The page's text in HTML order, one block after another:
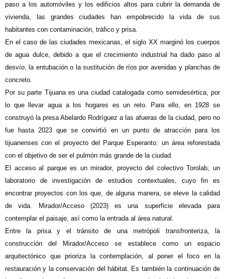
paso a los automóviles y los edificios altos para cubrir la demanda de
vivienda, las grandes ciudades han empobrecido la vida de sus
habitantes con contaminación, tráfico y prisa.
En el caso de las ciudades mexicanas, el siglo XX marginó los cuerpos
de agua dulce, debido a que el crecimiento industrial ha dado paso al
desvío, la entubación o la sustitución de ríos por avenidas y planchas de
concreto.
Por su parte Tijuana es una ciudad catalogada como semidesértica, por
lo que llevar agua a los hogares es un reto. Para ello, en 1928 se
construyó la presa Abelardo Rodríguez a las afueras de la ciudad, pero no
fue hasta 2023 que se convirtió en un punto de atracción para los
tijuanenses con el proyecto del Parque Esperanto: un área reforestada
con el objetivo de ser el pulmón más grande de la ciudad.
El acceso al parque es un mirador, proyecto del colectivo Torolab, un
laboratorio de investigación de estudios contextuales, cuyo fin es
encontrar proyectos con los que, de alguna manera, se eleve la calidad
de vida. Mirador/Acceso
(2023)
es una superficie elevada para
contemplar el paisaje, así como la entrada al área natural.
Entre la prisa y el tránsito de una metrópoli transfronteriza, la
construcción del Mirador/Acceso
se establece como un espacio
arquitectónico que prioriza la contemplación, al poner el foco en la
restauración y la conservación del hábitat. Es también la continuación de